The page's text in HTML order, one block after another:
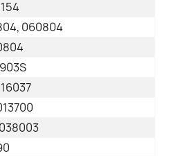
060804